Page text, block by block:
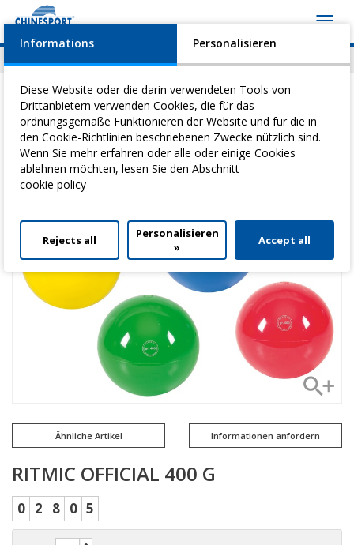
News Geschehen Video Download
Sie befinden sich hier:Home>Heilgymnastik>SportbäLle> Ritmic
Official 400 G
Ähnliche Artikel Informationen anfordern
RITMIC OFFICIAL 400 G
0 2 8 0 5
Informations Personalisieren
Diese Website oder die darin verwendeten Tools von
Drittanbietern verwenden Cookies, die für das
ordnungsgemäße Funktionieren der Website und für die in
den Cookie-Richtlinien beschriebenen Zwecke nützlich sind.
Wenn Sie mehr erfahren oder alle oder einige Cookies
ablehnen möchten, lesen Sie den Abschnitt
cookie policy
Rejects all
Personalisieren
»
Accept all